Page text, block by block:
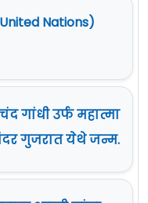
Nations)
गांधी उर्फ महात्मा
गुजरात येथे जन्म.